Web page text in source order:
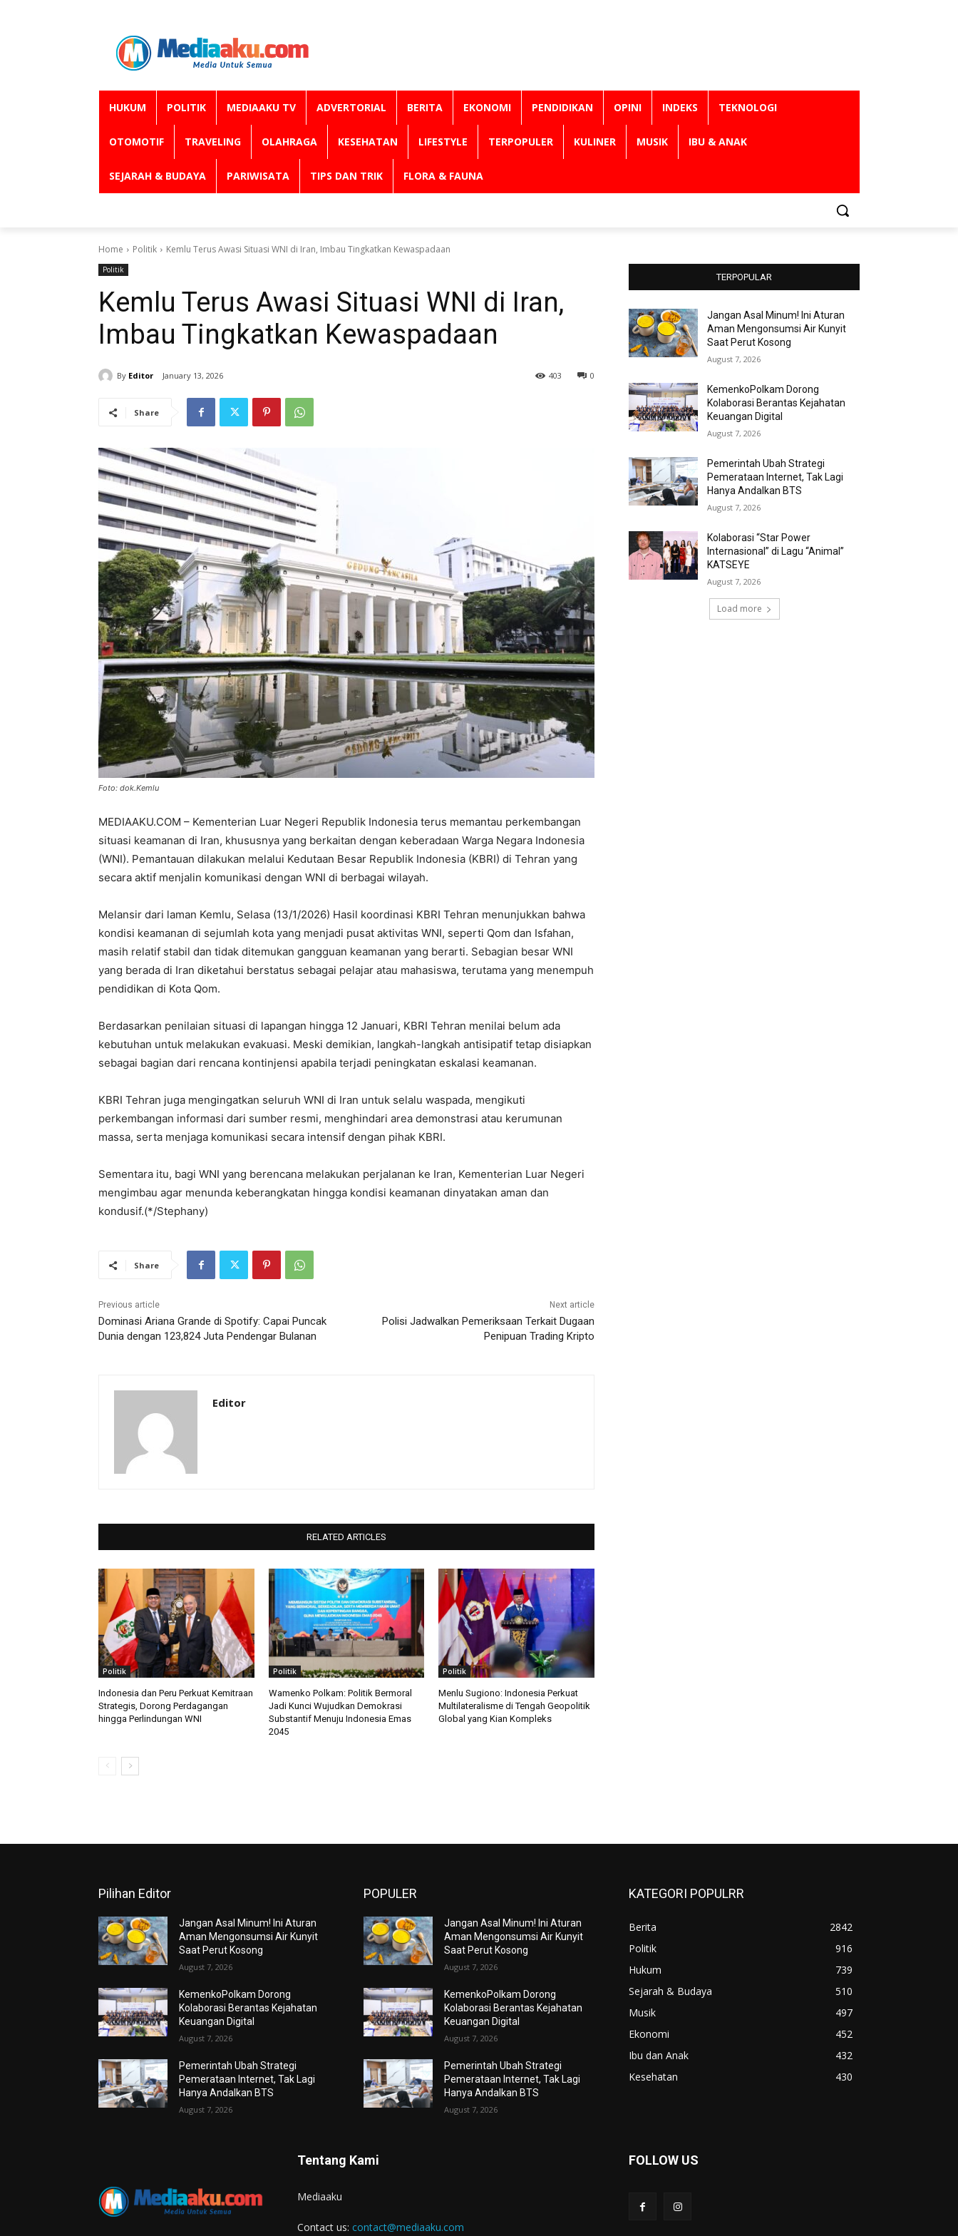
HUKUM POLITIK MEDIAAKU TV ADVERTORIAL BERITA EKONOMI PENDIDIKAN OPINI INDEKS TEKNOLOGI
OTOMOTIF TRAVELING OLAHRAGA KESEHATAN LIFESTYLE TERPOPULER KULINER MUSIK IBU & ANAK
SEJARAH & BUDAYA PARIWISATA TIPS DAN TRIK FLORA & FAUNA
Home Politik ‎Kemlu Terus Awasi Situasi WNI di Iran, Imbau Tingkatkan Kewaspadaan
Politik
‎Kemlu Terus Awasi Situasi WNI di Iran,
Imbau Tingkatkan Kewaspadaan
By Editor January 13, 2026 0
403
Share
Foto: dok.Kemlu
MEDIAAKU.COM – Kementerian Luar Negeri Republik Indonesia terus memantau perkembangan
situasi keamanan di Iran, khususnya yang berkaitan dengan keberadaan Warga Negara Indonesia
(WNI). Pemantauan dilakukan melalui Kedutaan Besar Republik Indonesia (KBRI) di Tehran yang
secara aktif menjalin komunikasi dengan WNI di berbagai wilayah.
‎Melansir dari laman Kemlu, Selasa (13/1/2026) Hasil koordinasi KBRI Tehran menunjukkan bahwa
kondisi keamanan di sejumlah kota yang menjadi pusat aktivitas WNI, seperti Qom dan Isfahan,
masih relatif stabil dan tidak ditemukan gangguan keamanan yang berarti. Sebagian besar WNI
yang berada di Iran diketahui berstatus sebagai pelajar atau mahasiswa, terutama yang menempuh
pendidikan di Kota Qom.
‎Berdasarkan penilaian situasi di lapangan hingga 12 Januari, KBRI Tehran menilai belum ada
kebutuhan untuk melakukan evakuasi. Meski demikian, langkah-langkah antisipatif tetap disiapkan
sebagai bagian dari rencana kontinjensi apabila terjadi peningkatan eskalasi keamanan.
‎KBRI Tehran juga mengingatkan seluruh WNI di Iran untuk selalu waspada, mengikuti
perkembangan informasi dari sumber resmi, menghindari area demonstrasi atau kerumunan
massa, serta menjaga komunikasi secara intensif dengan pihak KBRI.
‎Sementara itu, bagi WNI yang berencana melakukan perjalanan ke Iran, Kementerian Luar Negeri
mengimbau agar menunda keberangkatan hingga kondisi keamanan dinyatakan aman dan
kondusif.(*/Stephany)
Share
Previous article
Dominasi Ariana Grande di Spotify: Capai Puncak
Dunia dengan 123,824 Juta Pendengar Bulanan
Next article
Polisi Jadwalkan Pemeriksaan Terkait Dugaan
Penipuan Trading Kripto
Editor
RELATED ARTICLES
Politik
Indonesia dan Peru Perkuat Kemitraan
Strategis, Dorong Perdagangan
hingga Perlindungan WNI
Politik
Wamenko Polkam: Politik Bermoral
Jadi Kunci Wujudkan Demokrasi
Substantif Menuju Indonesia Emas
2045
Politik
Menlu Sugiono: Indonesia Perkuat
Multilateralisme di Tengah Geopolitik
Global yang Kian Kompleks
TERPOPULAR
Jangan Asal Minum! Ini Aturan
Aman Mengonsumsi Air Kunyit
Saat Perut Kosong
August 7, 2026
KemenkoPolkam Dorong
Kolaborasi Berantas Kejahatan
Keuangan Digital
August 7, 2026
Pemerintah Ubah Strategi
Pemerataan Internet, Tak Lagi
Hanya Andalkan BTS
August 7, 2026
Kolaborasi “Star Power
Internasional” di Lagu “Animal”
KATSEYE
August 7, 2026
Load more
Pilihan Editor
Jangan Asal Minum! Ini Aturan
Aman Mengonsumsi Air Kunyit
Saat Perut Kosong
August 7, 2026
KemenkoPolkam Dorong
Kolaborasi Berantas Kejahatan
Keuangan Digital
August 7, 2026
Pemerintah Ubah Strategi
Pemerataan Internet, Tak Lagi
Hanya Andalkan BTS
August 7, 2026
POPULER
Jangan Asal Minum! Ini Aturan
Aman Mengonsumsi Air Kunyit
Saat Perut Kosong
August 7, 2026
KemenkoPolkam Dorong
Kolaborasi Berantas Kejahatan
Keuangan Digital
August 7, 2026
Pemerintah Ubah Strategi
Pemerataan Internet, Tak Lagi
Hanya Andalkan BTS
August 7, 2026
KATEGORI POPULRR
Berita
2842
Politik
916
Hukum
739
Sejarah & Budaya
510
Musik
497
Ekonomi
452
Ibu dan Anak
432
Kesehatan
430
Tentang Kami
Mediaaku
Contact us: contact@mediaaku.com
FOLLOW US